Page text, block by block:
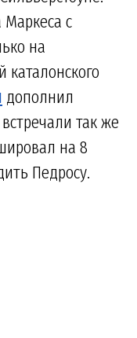
Маркеса с
на
каталонского
дополнил
так же
на 8
Педросу.